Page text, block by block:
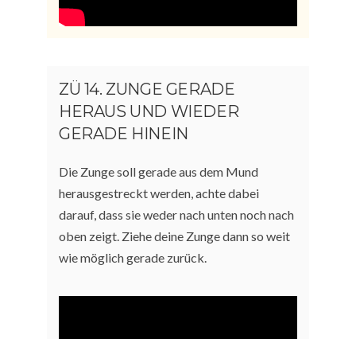
ZÜ 14. ZUNGE GERADE
HERAUS UND WIEDER
GERADE HINEIN
Die Zunge soll gerade aus dem Mund
herausgestreckt werden, achte dabei
darauf, dass sie weder nach unten noch nach
oben zeigt. Ziehe deine Zunge dann so weit
wie möglich gerade zurück.